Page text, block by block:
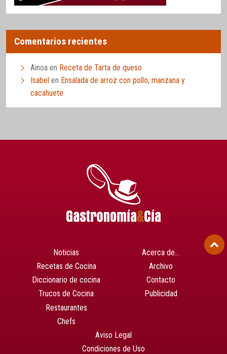
Comentarios recientes
Ainoa en Receta de Tarta de queso
Isabel en Ensalada de arroz con pollo, manzana y
cacahuete
Noticias
Recetas de Cocina
Diccionario de cocina
Trucos de Cocina
Restaurantes
Chefs
Acerca de…
Archivo
Contacto
Publicidad
Aviso Legal
Condiciones de Uso